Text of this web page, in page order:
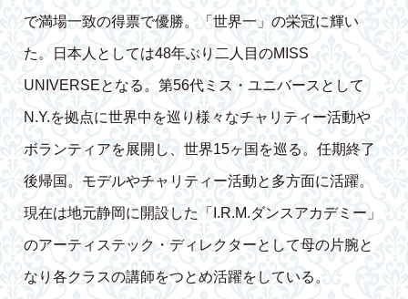
で満場一致の得票で優勝。「世界一」の栄冠に輝い
た。日本人としては48年ぶり二人目のMISS
UNIVERSEとなる。第56代ミス・ユニバースとして
N.Y.を拠点に世界中を巡り様々なチャリティー活動や
ボランティアを展開し、世界15ヶ国を巡る。任期終了
後帰国。モデルやチャリティー活動と多方面に活躍。
現在は地元静岡に開設した「I.R.M.ダンスアカデミー」
のアーティステック・ディレクターとして母の片腕と
なり各クラスの講師をつとめ活躍をしている。